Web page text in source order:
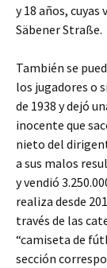
y 18 años, cuyas
Säbener Straße.
También se
los jugadores o
de 1938 y dejó
inocente que
nieto del
a sus malos
y vendió
realiza desde
través de las
“camiseta de
sección